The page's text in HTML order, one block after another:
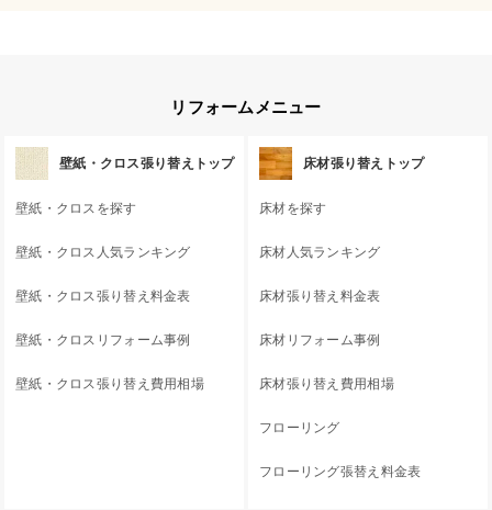
リフォームメニュー
壁紙・クロス張り替えトップ
壁紙・クロスを探す
壁紙・クロス人気ランキング
壁紙・クロス張り替え料金表
壁紙・クロスリフォーム事例
壁紙・クロス張り替え費用相場
床材張り替えトップ
床材を探す
床材人気ランキング
床材張り替え料金表
床材リフォーム事例
床材張り替え費用相場
フローリング
フローリング張替え料金表